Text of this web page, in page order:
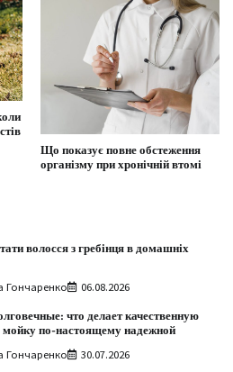
Що показує повне обстеження
організму при хронічній втомі
волосся з гребінця в домашніх
Гончаренко 06.08.2026
что делает качественную
по-настоящему надежной
Гончаренко 30.07.2026